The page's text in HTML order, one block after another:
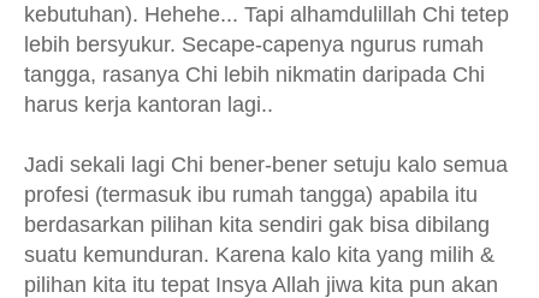
kebutuhan). Hehehe... Tapi alhamdulillah Chi tetep
lebih bersyukur. Secape-capenya ngurus rumah
tangga, rasanya Chi lebih nikmatin daripada Chi
harus kerja kantoran lagi..
Jadi sekali lagi Chi bener-bener setuju kalo semua
profesi (termasuk ibu rumah tangga) apabila itu
berdasarkan pilihan kita sendiri gak bisa dibilang
suatu kemunduran. Karena kalo kita yang milih &
pilihan kita itu tepat Insya Allah jiwa kita pun akan